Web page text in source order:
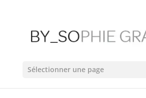
Sélectionner une page